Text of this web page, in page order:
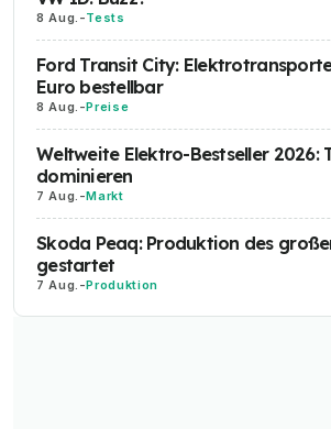
8 Aug. -Tests
Ford Transit City:
Euro bestellbar
8 Aug. -Preise
Weltweite Elektro-Bestseller 2026:
dominieren
7 Aug. -Markt
Skoda Peaq: Produktion des
gestartet
7 Aug. -Produktion